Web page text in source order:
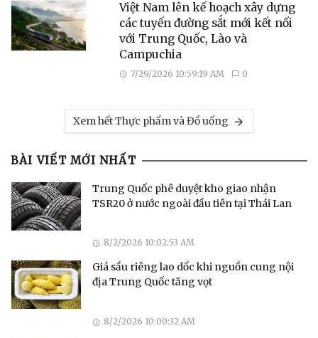
Việt Nam lên kế hoạch xây dựng
các tuyến đường sắt mới kết nối
với Trung Quốc, Lào và
Campuchia
7/29/2026 10:59:19 AM 0
Xem hết Thực phẩm và Đồ uống
BÀI VIẾT MỚI NHẤT
Trung Quốc phê duyệt kho giao nhận
TSR20 ở nước ngoài đầu tiên tại Thái Lan
8/2/2026 10:02:53 AM
Giá sầu riêng lao dốc khi nguồn cung nội
địa Trung Quốc tăng vọt
8/2/2026 10:00:32 AM